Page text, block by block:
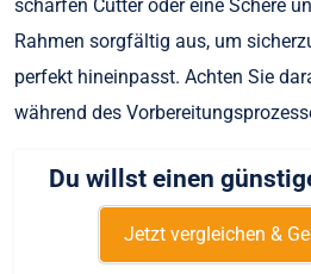
scharfen Cutter oder eine Schere
Rahmen sorgfältig aus, um
perfekt hineinpasst. Achten Sie
während des
Du willst einen
Jetzt vergleichen &